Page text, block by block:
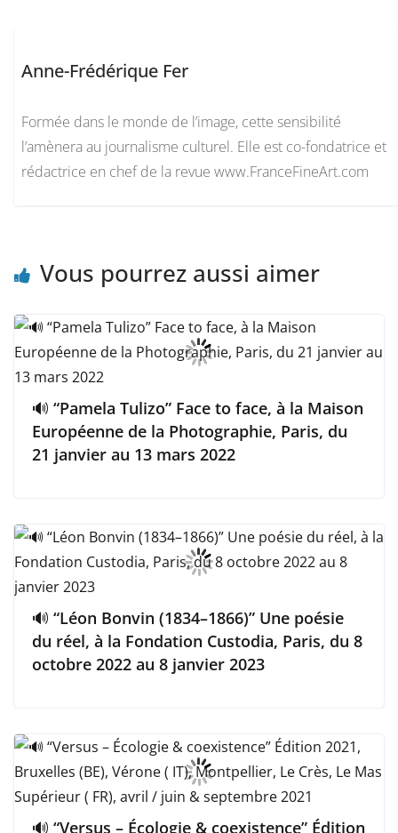
Anne-Frédérique Fer
Formée dans le monde de l’image, cette sensibilité
l’amènera au journalisme culturel. Elle est co-fondatrice et
rédactrice en chef de la revue www.FranceFineArt.com
Vous pourrez aussi aimer
🔊 “Pamela Tulizo” Face to face, à la Maison
Européenne de la Photographie, Paris, du
21 janvier au 13 mars 2022
🔊 “Léon Bonvin (1834–1866)” Une poésie
du réel, à la Fondation Custodia, Paris, du 8
octobre 2022 au 8 janvier 2023
🔊 “Versus – Écologie & coexistence” Édition